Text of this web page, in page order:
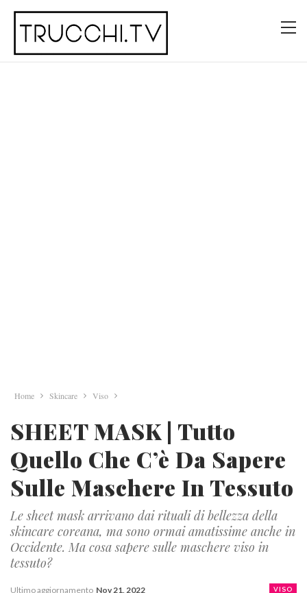
Home Skincare Viso
SHEET MASK | Tutto
Quello Che C’è Da Sapere
Sulle Maschere In Tessuto
Le sheet mask arrivano dai rituali di bellezza della
skincare coreana, ma sono ormai amatissime anche in
Occidente. Ma cosa sapere sulle maschere viso in
tessuto?
VISO
Ultimo aggiornamento Nov 21, 2022